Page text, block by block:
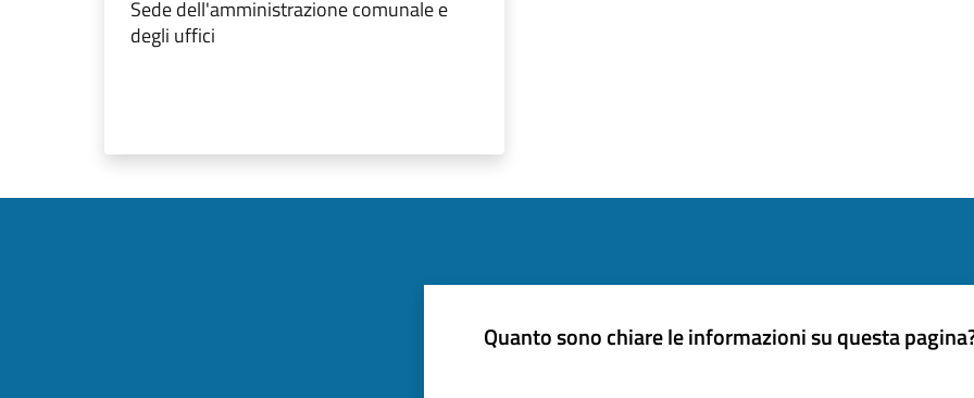
Sede dell'amministrazione comunale e
degli uffici
Quanto sono chiare le informazioni su questa